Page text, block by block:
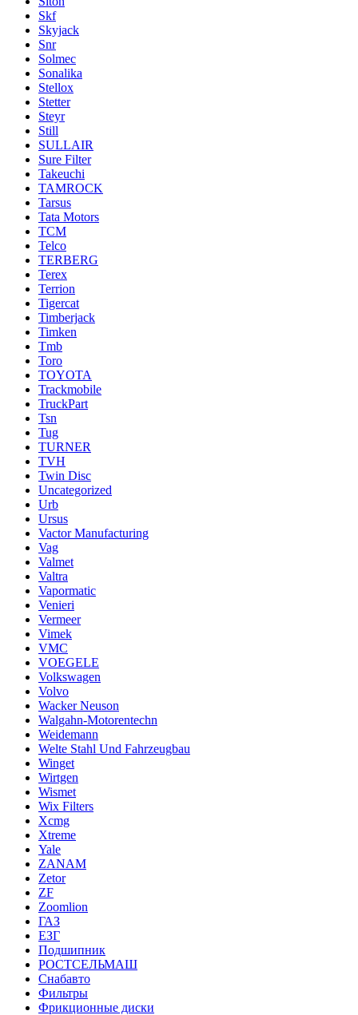
Skf
Skyjack
Snr
Solmec
Sonalika
Stellox
Stetter
Steyr
Still
SULLAIR
Sure Filter
Takeuchi
TAMROCK
Tarsus
Tata Motors
TCM
Telco
TERBERG
Terex
Terrion
Tigercat
Timberjack
Timken
Tmb
Toro
TOYOTA
Trackmobile
TruckPart
Tsn
Tug
TURNER
TVH
Twin Disc
Uncategorized
Urb
Ursus
Vactor Manufacturing
Vag
Valmet
Valtra
Vapormatic
Venieri
Vermeer
Vimek
VMC
VOEGELE
Volkswagen
Volvo
Wacker Neuson
Walgahn-Motorentechn
Weidemann
Welte Stahl Und Fahrzeugbau
Winget
Wirtgen
Wismet
Wix Filters
Xcmg
Xtreme
Yale
ZANAM
Zetor
ZF
Zoomlion
ГАЗ
ЕЗГ
Подшипник
РОСТСЕЛЬМАШ
Снабавто
Фильтры
Фрикционные диски